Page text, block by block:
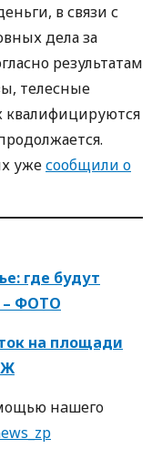
в связи с
дела за
результатам
телесные
квалифицируются
ужесообщили о
где будут
– ФОТО
на площади
нaшегo